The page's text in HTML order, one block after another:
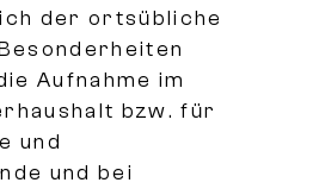
der ortsübliche
Aufnahme im
bzw. für
und
und bei